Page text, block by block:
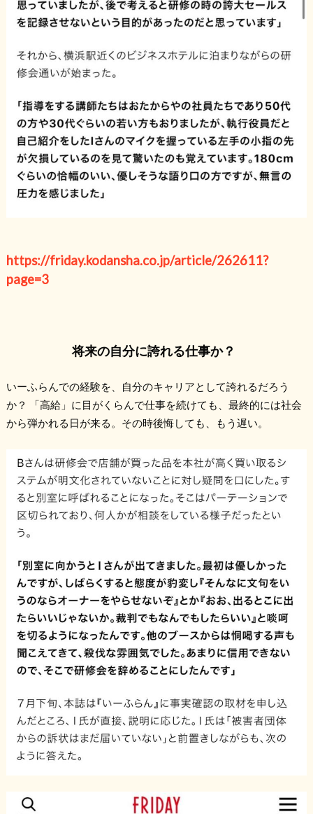
https://friday.kodansha.co.jp/article/262611?
page=3
将来の自分に誇れる仕事か？
いーふらんでの経験を、自分のキャリアとして誇れるだろう
か？ 「高給」に目がくらんで仕事を続けても、最終的には社会
から弾かれる日が来る。その時後悔しても、もう遅い。